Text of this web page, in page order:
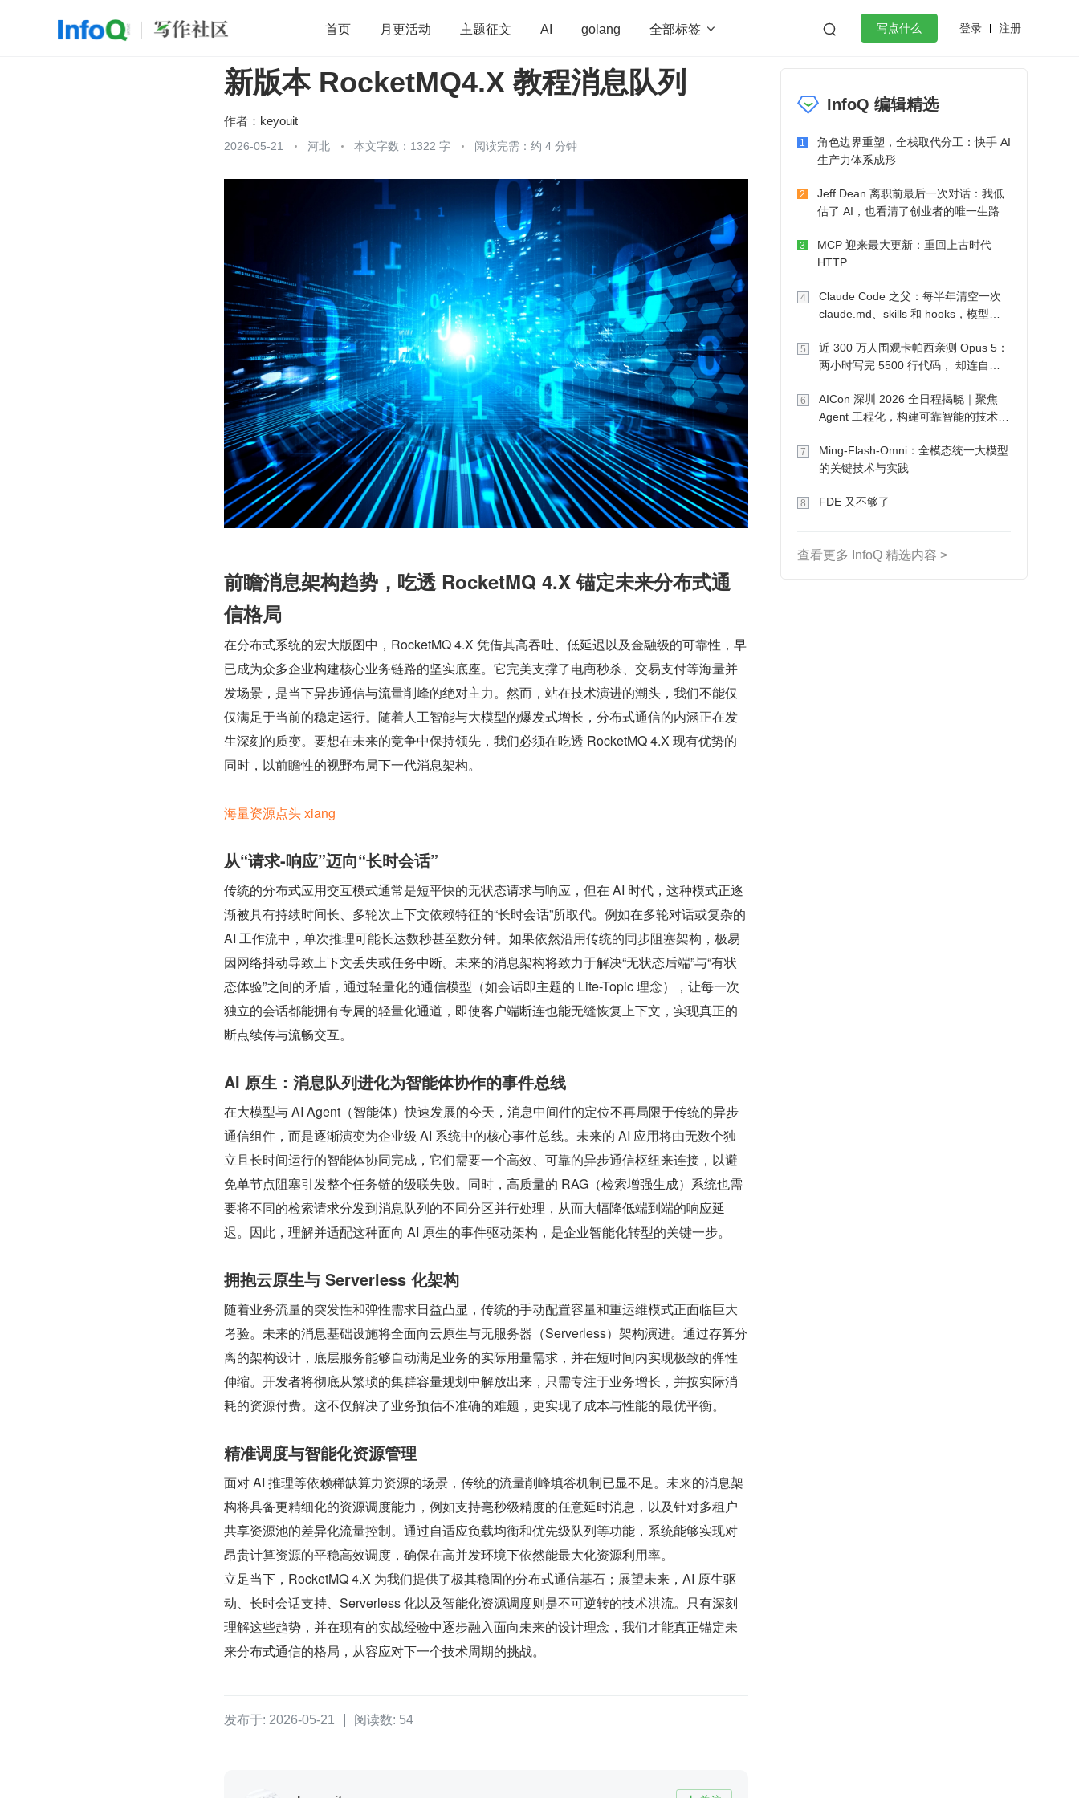
首页 月更活动 主题征文 AI golang 全部标签   写点什么 登录 注册
开源 架构 OpenHarmony 算法 学习方法 Web3.0
微服务架构 flutter
新版本 RocketMQ4.X 教程消息队列
作者： keyouit
2026-05-21 河北 本文字数：1322 字 阅读完需：约 4 分钟
前瞻消息架构趋势，吃透 RocketMQ 4.X 锚定未来分布式通
信格局
在分布式系统的宏大版图中，RocketMQ 4.X 凭借其高吞吐、低延迟以及金融级的可靠性，早
已成为众多企业构建核心业务链路的坚实底座。它完美支撑了电商秒杀、交易支付等海量并
发场景，是当下异步通信与流量削峰的绝对主力。然而，站在技术演进的潮头，我们不能仅
仅满足于当前的稳定运行。随着人工智能与大模型的爆发式增长，分布式通信的内涵正在发
生深刻的质变。要想在未来的竞争中保持领先，我们必须在吃透 RocketMQ 4.X 现有优势的
同时，以前瞻性的视野布局下一代消息架构。
海量资源点头 xiang
从“请求-响应”迈向“长时会话”
传统的分布式应用交互模式通常是短平快的无状态请求与响应，但在 AI 时代，这种模式正逐
渐被具有持续时间长、多轮次上下文依赖特征的“长时会话”所取代。例如在多轮对话或复杂的
AI 工作流中，单次推理可能长达数秒甚至数分钟。如果依然沿用传统的同步阻塞架构，极易
因网络抖动导致上下文丢失或任务中断。未来的消息架构将致力于解决“无状态后端”与“有状
态体验”之间的矛盾，通过轻量化的通信模型（如会话即主题的 Lite-Topic 理念），让每一次
独立的会话都能拥有专属的轻量化通道，即使客户端断连也能无缝恢复上下文，实现真正的
断点续传与流畅交互。
AI 原生：消息队列进化为智能体协作的事件总线
在大模型与 AI Agent（智能体）快速发展的今天，消息中间件的定位不再局限于传统的异步
通信组件，而是逐渐演变为企业级 AI 系统中的核心事件总线。未来的 AI 应用将由无数个独
立且长时间运行的智能体协同完成，它们需要一个高效、可靠的异步通信枢纽来连接，以避
免单节点阻塞引发整个任务链的级联失败。同时，高质量的 RAG（检索增强生成）系统也需
要将不同的检索请求分发到消息队列的不同分区并行处理，从而大幅降低端到端的响应延
迟。因此，理解并适配这种面向 AI 原生的事件驱动架构，是企业智能化转型的关键一步。
拥抱云原生与 Serverless 化架构
随着业务流量的突发性和弹性需求日益凸显，传统的手动配置容量和重运维模式正面临巨大
考验。未来的消息基础设施将全面向云原生与无服务器（Serverless）架构演进。通过存算分
离的架构设计，底层服务能够自动满足业务的实际用量需求，并在短时间内实现极致的弹性
伸缩。开发者将彻底从繁琐的集群容量规划中解放出来，只需专注于业务增长，并按实际消
耗的资源付费。这不仅解决了业务预估不准确的难题，更实现了成本与性能的最优平衡。
精准调度与智能化资源管理
面对 AI 推理等依赖稀缺算力资源的场景，传统的流量削峰填谷机制已显不足。未来的消息架
构将具备更精细化的资源调度能力，例如支持毫秒级精度的任意延时消息，以及针对多租户
共享资源池的差异化流量控制。通过自适应负载均衡和优先级队列等功能，系统能够实现对
昂贵计算资源的平稳高效调度，确保在高并发环境下依然能最大化资源利用率。
立足当下，RocketMQ 4.X 为我们提供了极其稳固的分布式通信基石；展望未来，AI 原生驱
动、长时会话支持、Serverless 化以及智能化资源调度则是不可逆转的技术洪流。只有深刻
理解这些趋势，并在现有的实战经验中逐步融入面向未来的设计理念，我们才能真正锚定未
来分布式通信的格局，从容应对下一个技术周期的挑战。
发布于: 2026-05-21 阅读数: 54
InfoQ 编辑精选
1
角色边界重塑，全栈取代分工：快手 AI
生产力体系成形
2
Jeff Dean 离职前最后一次对话：我低
估了 AI，也看清了创业者的唯一生路
3
MCP 迎来最大更新：重回上古时代
HTTP
4
Claude Code 之父：每半年清空一次
claude.md、skills 和 hooks，模型自
5
近 300 万人围观卡帕西亲测 Opus 5：
两小时写完 5500 行代码， 却连自己
6
AICon 深圳 2026 全日程揭晓｜聚焦
Agent 工程化，构建可靠智能的技术路
7
Ming-Flash-Omni：全模态统一大模型
的关键技术与实践
8 FDE 又不够了
查看更多 InfoQ 精选内容 >